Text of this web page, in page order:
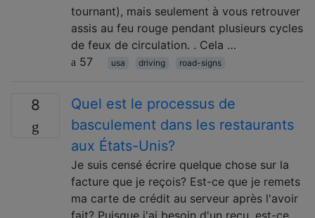
tournant), mais seulement à vous retrouver
assis au feu rouge pendant plusieurs cycles
de feux de circulation. . Cela …
57
usa driving road-signs
8
Quel est le processus de
basculement dans les restaurants
aux États-Unis?
Je suis censé écrire quelque chose sur la
facture que je reçois? Est-ce que je remets
ma carte de crédit au serveur après l'avoir
fait? Puisque j'ai besoin d'un reçu, est-ce